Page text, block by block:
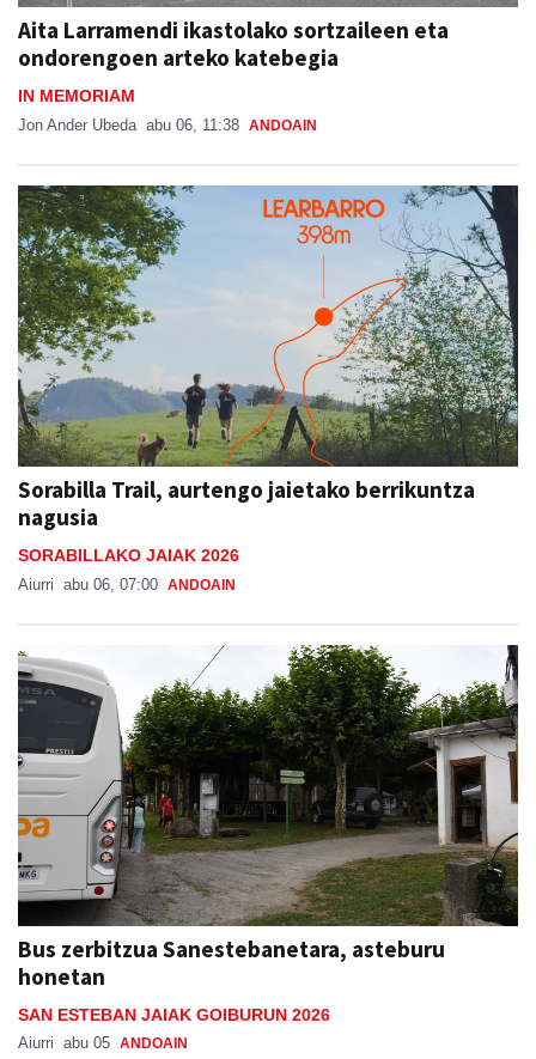
Aita Larramendi ikastolako sortzaileen eta
ondorengoen arteko katebegia
IN MEMORIAM
Jon Ander Ubeda abu 06, 11:38 ANDOAIN
Sorabilla Trail, aurtengo jaietako berrikuntza
nagusia
SORABILLAKO JAIAK 2026
Aiurri abu 06, 07:00 ANDOAIN
Bus zerbitzua Sanestebanetara, asteburu
honetan
SAN ESTEBAN JAIAK GOIBURUN 2026
Aiurri abu 05 ANDOAIN